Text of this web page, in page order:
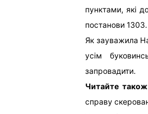
пунктами, які
постанови 1303.
Як зауважила
усім
запровадити.
Читайте
справу